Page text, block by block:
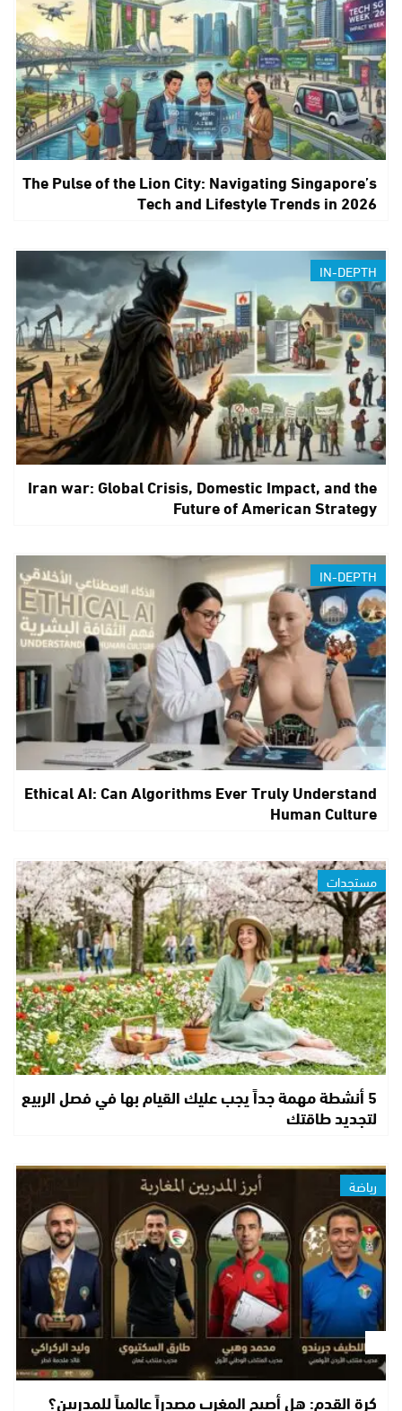
The Pulse of the Lion City: Navigating Singapore’s
Tech and Lifestyle Trends in 2026
IN-DEPTH
Iran war: Global Crisis, Domestic Impact, and the
Future of American Strategy
IN-DEPTH
Ethical AI: Can Algorithms Ever Truly Understand
Human Culture
مستجدات
5 أنشطة مهمة جداً يجب عليك القيام بها في فصل الربيع
لتجديد طاقتك
رياضة
كرة القدم: هل أصبح المغرب مصدراً عالمياً للمدربين؟